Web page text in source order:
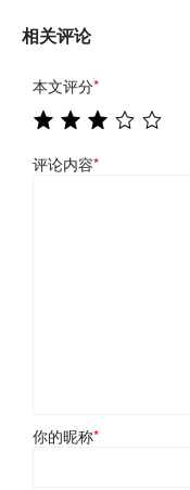
相关评论
本文评分*
评论内容*
你的昵称*